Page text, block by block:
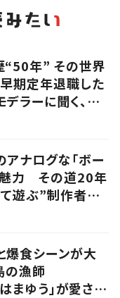
“50年” その世界
期定年退職した
ラーに聞く、充
ナログな「ボー
魅力 その道20年
遊ぶ”制作者に
爆食シーンが大
の漁師
まゆう」が愛され